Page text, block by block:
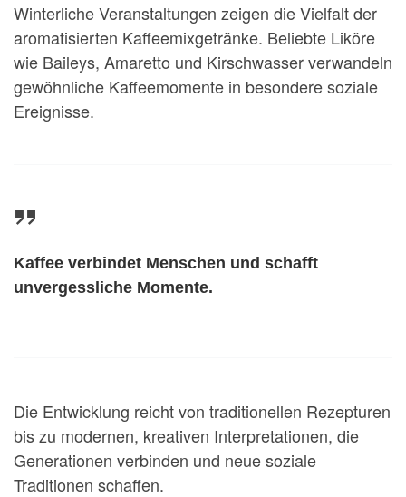
Winterliche Veranstaltungen zeigen die Vielfalt der
aromatisierten Kaffeemixgetränke. Beliebte Liköre
wie Baileys, Amaretto und Kirschwasser verwandeln
gewöhnliche Kaffeemomente in besondere soziale
Ereignisse.
Kaffee verbindet Menschen und schafft
unvergessliche Momente.
Die Entwicklung reicht von traditionellen Rezepturen
bis zu modernen, kreativen Interpretationen, die
Generationen verbinden und neue soziale
Traditionen schaffen.